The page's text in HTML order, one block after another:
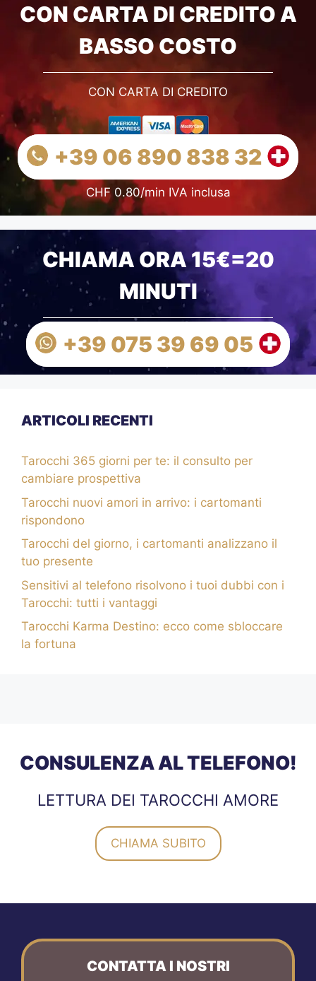
CON CARTA DI CREDITO A
BASSO COSTO
CON CARTA DI CREDITO
+39 06 890 838 32
CHF 0.80/min IVA inclusa
CHIAMA ORA 15€=20
MINUTI
+39 075 39 69 05
ARTICOLI RECENTI
Tarocchi 365 giorni per te: il consulto per
cambiare prospettiva
Tarocchi nuovi amori in arrivo: i cartomanti
rispondono
Tarocchi del giorno, i cartomanti analizzano il
tuo presente
Sensitivi al telefono risolvono i tuoi dubbi con i
Tarocchi: tutti i vantaggi
Tarocchi Karma Destino: ecco come sbloccare
la fortuna
CONSULENZA AL TELEFONO!
LETTURA DEI TAROCCHI AMORE
CHIAMA SUBITO
CONTATTA I NOSTRI